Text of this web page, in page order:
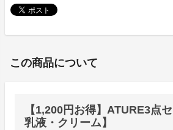
この商品について
【1,200円お得】ATURE3点
乳液・クリーム】